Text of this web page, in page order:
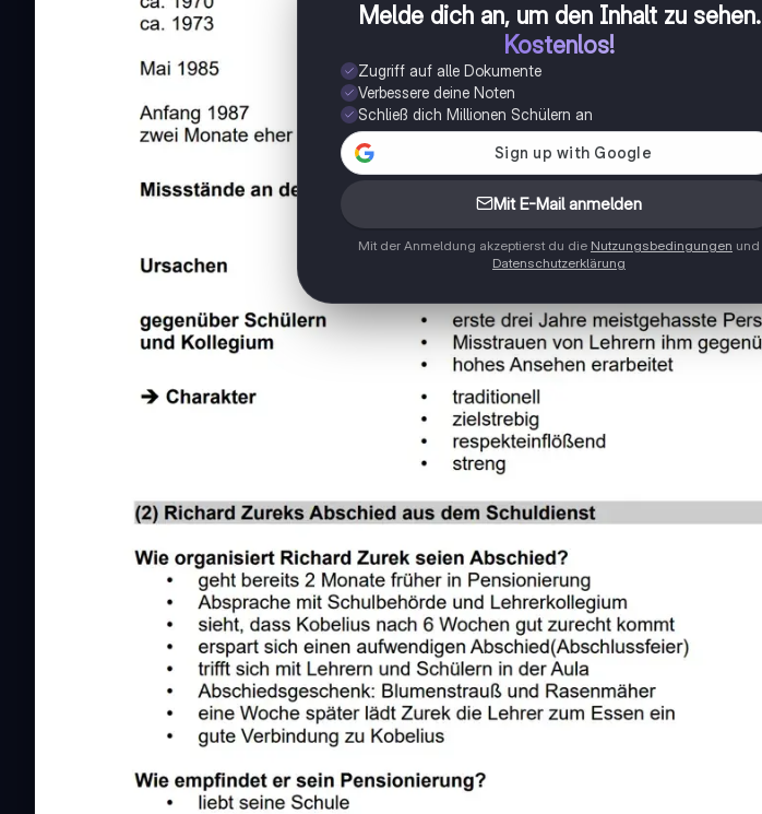
Melde dich an, um den Inhalt zu sehen.
Kostenlos!
Zugriff auf alle Dokumente
Verbessere deine Noten
Schließ dich Millionen Schülern an
Mit E-Mail anmelden
Mit der Anmeldung akzeptierst du die Nutzungsbedingungen und
Datenschutzerklärung